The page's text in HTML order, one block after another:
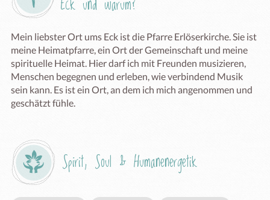
Eck und warum?
Mein liebster Ort ums Eck ist die Pfarre Erlöserkirche. Sie ist
meine Heimatpfarre, ein Ort der Gemeinschaft und meine
spirituelle Heimat. Hier darf ich mit Freunden musizieren,
Menschen begegnen und erleben, wie verbindend Musik
sein kann. Es ist ein Ort, an dem ich mich angenommen und
geschätzt fühle.
Spirit, Soul & Humanenergetik